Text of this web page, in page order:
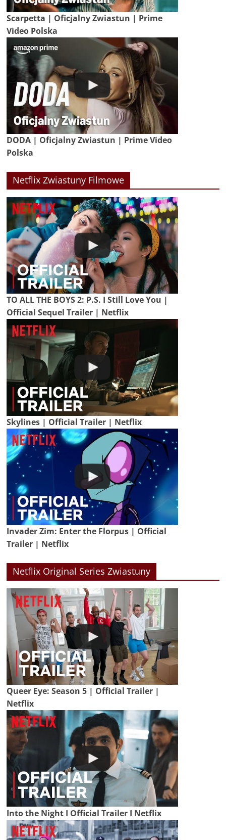
Scarpetta | Oficjalny Zwiastun | Prime
Video Polska
DODA | Oficjalny Zwiastun | Prime Video
Polska
Netflix Zwiastuny Filmowe
TO ALL THE BOYS 2: P.S. I Still Love You |
Official Sequel Trailer | Netflix
Skylines | Official Trailer | Netflix
Invader Zim: Enter the Florpus | Official
Trailer | Netflix
Netflix Original Series Zwiastuny
Queer Eye: Season 5 | Official Trailer |
Netflix
Into the Night I Official Trailer I Netflix